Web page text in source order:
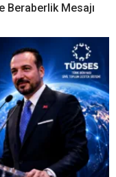
Beraberlik Mesajı